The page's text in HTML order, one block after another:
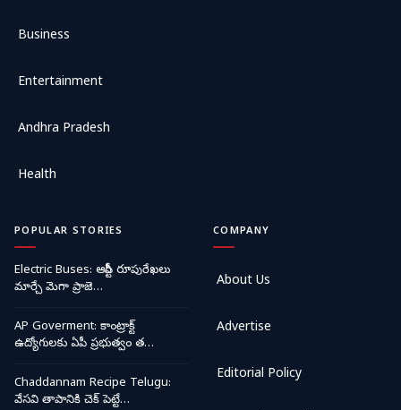
Business
Entertainment
Andhra Pradesh
Health
POPULAR STORIES
Electric Buses: ఆర్టీసీ రూపురేఖలు
మార్చే మెగా ప్రాజె…
AP Goverment: కాంట్రాక్ట్
ఉద్యోగులకు ఏపీ ప్రభుత్వం త…
Chaddannam Recipe Telugu:
వేసవి తాపానికి చెక్ పెట్టే…
COMPANY
About Us
Advertise
Editorial Policy